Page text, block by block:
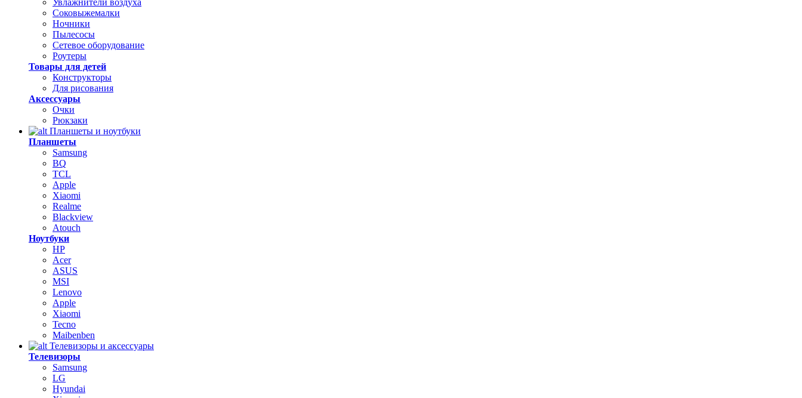
Увлажнители воздуха
Соковыжемалки
Ночники
Пылесосы
Сетевое оборудование
Роутеры
Товары для детей
Конструкторы
Для рисования
Аксессуары
Очки
Рюкзаки
Планшеты и ноутбуки
Планшеты
Samsung
BQ
TCL
Apple
Xiaomi
Realme
Blackview
Atouch
Ноутбуки
HP
Acer
ASUS
MSI
Lenovo
Apple
Xiaomi
Tecno
Maibenben
Телевизоры и аксессуары
Телевизоры
Samsung
LG
Hyundai